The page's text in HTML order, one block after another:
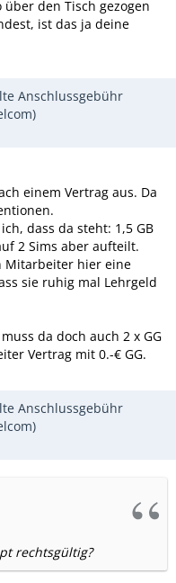
den Tisch gezogen
ist das ja deine
Anschlussgebühr
einem Vertrag aus. Da
dass da steht: 1,5 GB
2 Sims aber aufteilt.
Mitarbeiter hier eine
sie ruhig mal Lehrgeld
da doch auch 2 x GG
Vertrag mit 0.-€ GG.
Anschlussgebühr
rechtsgültig?